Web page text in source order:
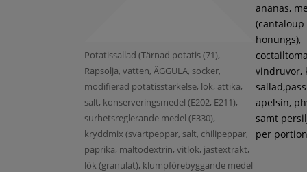
Potatissallad (Tärnad potatis (71),
Rapsolja, vatten, ÄGGULA, socker,
modifierad potatisstärkelse, lök, ättika,
salt, konserveringsmedel (E202, E211),
surhetsreglerande medel (E330),
kryddmix (svartpeppar, salt, chilipeppar,
paprika, maltodextrin, vitlök, jästextrakt,
lök (granulat), klumpförebyggande medel
ananas,
(cantaloup
honungs),
vindruvor,
apelsin,
samt
per